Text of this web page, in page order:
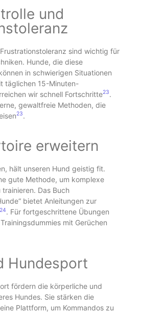
und
sind wichtig für
Hunde, die diese
in schwierigen Situationen
täglichen 15-Minuten-
wir schnell Fortschritte23.
gewaltfreie Methoden, die
23.
erweitern
hält unseren Hund geistig fit.
gute Methode, um komplexe
Das Buch
bietet Anleitungen zur
24. Für fortgeschrittene Übungen
mit Gerüchen
Hundesport
fördern die körperliche und
Hundes. Sie stärken die
Plattform, um Kommandos zu